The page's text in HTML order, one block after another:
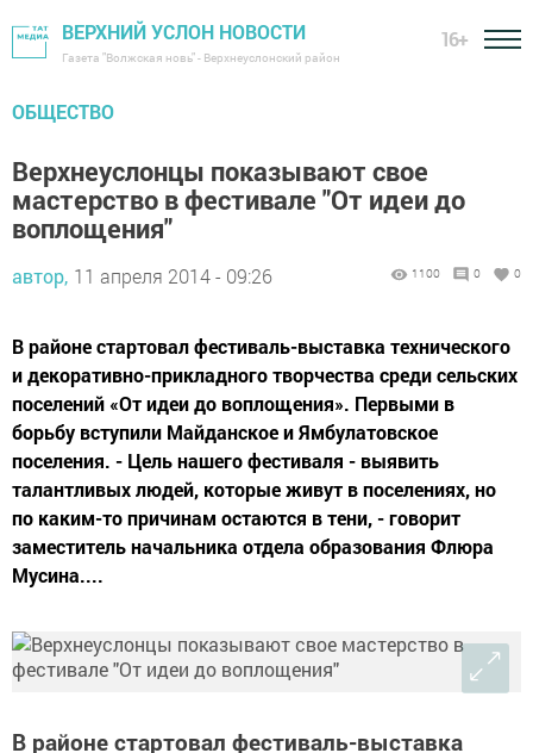
ВЕРХНИЙ УСЛОН НОВОСТИ
Газета "Волжская новь" - Верхнеуслонский район
16+
ОБЩЕСТВО
Верхнеуслонцы показывают свое
мастерство в фестивале "От идеи до
воплощения"
автор, 11 апреля 2014 - 09:26 1100 0 0
В районе стартовал фестиваль-выставка технического
и декоративно-прикладного творчества среди сельских
поселений «От идеи до воплощения». Первыми в
борьбу вступили Майданское и Ямбулатовское
поселения. - Цель нашего фестиваля - выявить
талантливых людей, которые живут в поселениях, но
по каким-то причинам остаются в тени, - говорит
заместитель начальника отдела образования Флюра
Мусина....
В районе стартовал фестиваль-выставка